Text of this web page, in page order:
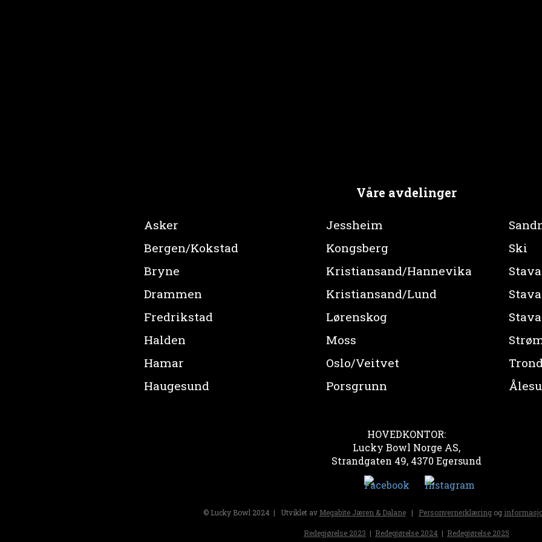
Våre avdelinger
Asker
Bergen/Kokstad
Bryne
Drammen
Fredrikstad
Halden
Hamar
Haugesund
Jessheim
Kongsberg
Kristiansand/Hannevika
Kristiansand/Lund
Lørenskog
Moss
Oslo/Veitvet
Porsgrunn
Ski
HOVEDKONTOR:
Lucky Bowl Norge AS,
Strandgaten 49, 4370 Egersund
© Lucky Bowl 2024 | Utviklet av Megabite Jæren & Dalane| Personvernerklæringog
Redegjørelse 2023 | Redegjørelse 2024 | Redegjørelse 2025